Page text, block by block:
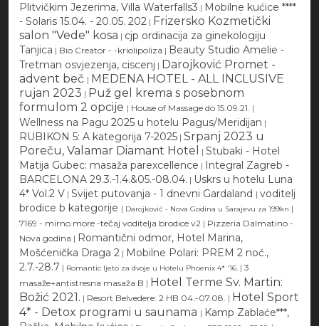
Plitvičkim Jezerima, Villa Waterfalls3 | Mobilne kućice ****
- Solaris 15.04. - 20.05. 202 | Frizersko Kozmetički
salon "Vede" kosa | cjp ordinacija za ginekologiju
Tanjica | Bio Creator - -kriolipoliza | Beauty Studio Amelie -
Tretman osvjezenja, ciscenj | Darojković Promet -
advent beč | MEDENA HOTEL - ALL INCLUSIVE
rujan 2023 | Puž gel krema s posebnom
formulom 2 opcije | House of Massage do 15.09.21. |
Wellness na Pagu 2025 u hotelu Pagus/Meridijan |
RUBIKON 5: A kategorija 7-2025 | Srpanj 2023 u
Poreču, Valamar Diamant Hotel
| Stubaki - Hotel
Matija Gubec: masaža parexcellence | Integral Zagreb -
BARCELONA 29.3.-1.4.&05.-08.04. | Uskrs u hotelu Luna
4* Vol.2 V | Svijet putovanja - 1 dnevni Gardaland | voditelj
brodice b kategorije | Darojković - Nova Godina u Sarajevu za 199kn |
7169 - mirno more -tečaj voditelja brodice v2 | Pizzeria Dalmatino -
Nova godina | Romantični odmor, Hotel Marina,
Mošćenička Draga 2 | Mobilne Polari: PREM 2 noć.,
2.7.-28.7 | Romantic ljeto za dvoje u Hotelu Phoenix 4* '16. | 3
masaže+antistresna masaža B | Hotel Terme Sv. Martin:
Božić 2021. | Resort Belvedere: 2 HB 04.-07.08. | Hotel Sport
4* - Detox programi u saunama | Kamp Zablaće***,